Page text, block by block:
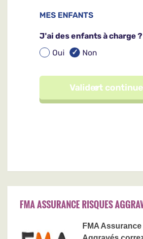
FMA ASSURANCE RISQUES
FMA